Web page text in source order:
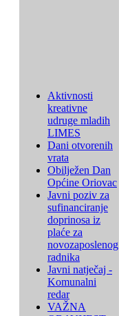
Aktivnosti
kreativne
udruge mladih
LIMES
Dani otvorenih
vrata
Obilježen Dan
Općine Oriovac
Javni poziv za
sufinanciranje
doprinosa iz
plaće za
novozaposlenog
radnika
Javni natječaj -
Komunalni
redar
VAŽNA